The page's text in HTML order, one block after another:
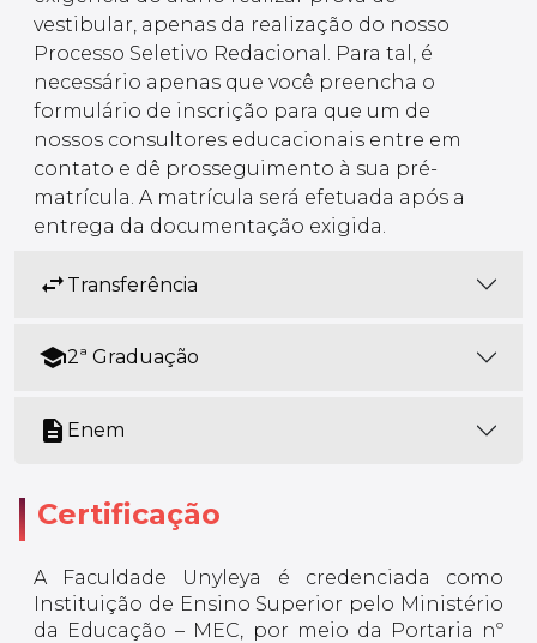
vestibular, apenas da realização do nosso
Processo Seletivo Redacional. Para tal, é
necessário apenas que você preencha o
formulário de inscrição para que um de
nossos consultores educacionais entre em
contato e dê prosseguimento à sua pré-
matrícula. A matrícula será efetuada após a
entrega da documentação exigida.
swap_horiz Transferência
school2ª Graduação
description Enem
Certificação
A Faculdade Unyleya é credenciada como
Instituição de Ensino Superior pelo Ministério
da Educação – MEC, por meio da Portaria nº